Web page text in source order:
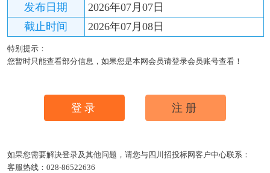
发布日期
2026年07月07日
截止时间
2026年07月08日
特别提示：
您暂时只能查看部分信息，如果您是本网会员请登录会员账号查看！
登录 注册
如果您需要解决登录及其他问题，请您与四川招投标网客户中心联系：
客服热线： 028-86522636